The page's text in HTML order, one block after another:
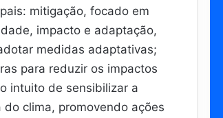
mitigação, focado em
impacto e adaptação,
medidas adaptativas;
para reduzir os impactos
intuito de sensibilizar a
clima, promovendo ações